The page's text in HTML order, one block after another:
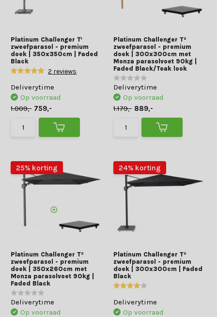
Platinum Challenger T¹
zweefparasol - premium
doek | 350x350cm | Faded
Black
2 reviews
Deliverytime
Op voorraad
1.009,- 759,-
Platinum Challenger T²
zweefparasol - premium
doek | 300x300cm met
Monza parasolvoet 90kg |
Faded Black/Teak look
Deliverytime
Op voorraad
1.179,- 889,-
25% korting
Platinum Challenger T²
zweefparasol - premium
doek | 350x260cm met
Monza parasolvoet 90kg |
Faded Black
Deliverytime
Op voorraad
24% korting
Platinum Challenger T²
zweefparasol - premium
doek | 300x300cm | Faded
Black
Deliverytime
Op voorraad